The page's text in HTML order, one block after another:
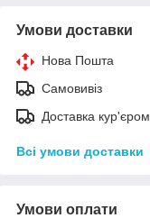
Умови доставки
Нова Пошта
Самовивіз
Доставка кур'єром
Всі умови доставки
Умови оплати